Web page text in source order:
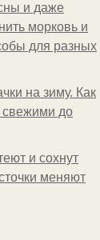
и даже
морковь и
для разных
на зиму. Как
свежими до
и сохнут
меняют